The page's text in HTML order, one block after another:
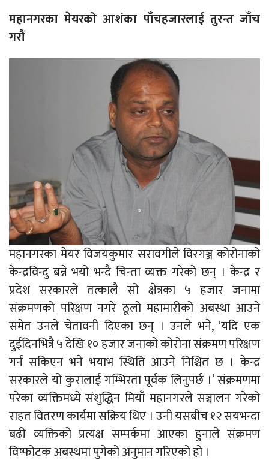
महानगरका मेयरको आशंका पाँचहजारलाई तुरन्त जाँच
गरौं
महानगरका मेयर विजयकुमार सरावगीले विरगञ्ज कोरोनाको
केन्द्रविन्दु बन्ने भयो भन्दै चिन्ता व्यक्त गरेको छन् । केन्द्र र
प्रदेश सरकारले तत्कालै सो क्षेत्रका ५ हजार जनामा
संक्रमणको परिक्षण नगरे ठूलो महामारीको अबस्था आउने
समेत उनले चेतावनी दिएका छन् । उनले भने, ‘यदि एक
दुईदिनभित्रै ५ देखि १० हजार जनाको कोरोना संक्रमण परिक्षण
गर्न सकिएन भने भयाभ स्थिति आउने निश्चित छ । केन्द्र
सरकारले यो कुरालाई गम्भिरता पूर्वक लिनुपर्छ ।’ संक्रमणमा
परेका व्यक्तिमध्ये संशुद्धिन मियाँ महानगरले सञ्चालन गरेको
राहत वितरण कार्यमा सक्रिय थिए । उनी यसबीच १२ सयभन्दा
बढी व्यक्तिको प्रत्यक्ष सम्पर्कमा आएका हुनाले संक्रमण
विष्फोटक अबस्थमा पुगेको अनुमान गरिएको हो ।